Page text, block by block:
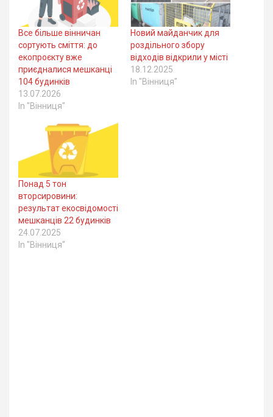
Все більше вінничан
сортують сміття: до
екопроєкту вже
приєдналися мешканці
104 будинків
13.07.2026
In "Вінниця"
Новий майданчик для
роздільного збору
відходів відкрили у місті
18.12.2025
In "Вінниця"
Понад 5 тон
вторсировини:
результат екосвідомості
мешканців 22 будинків
24.07.2025
In "Вінниця"